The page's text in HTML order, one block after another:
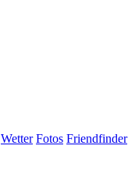
Wetter Fotos Friendfinder